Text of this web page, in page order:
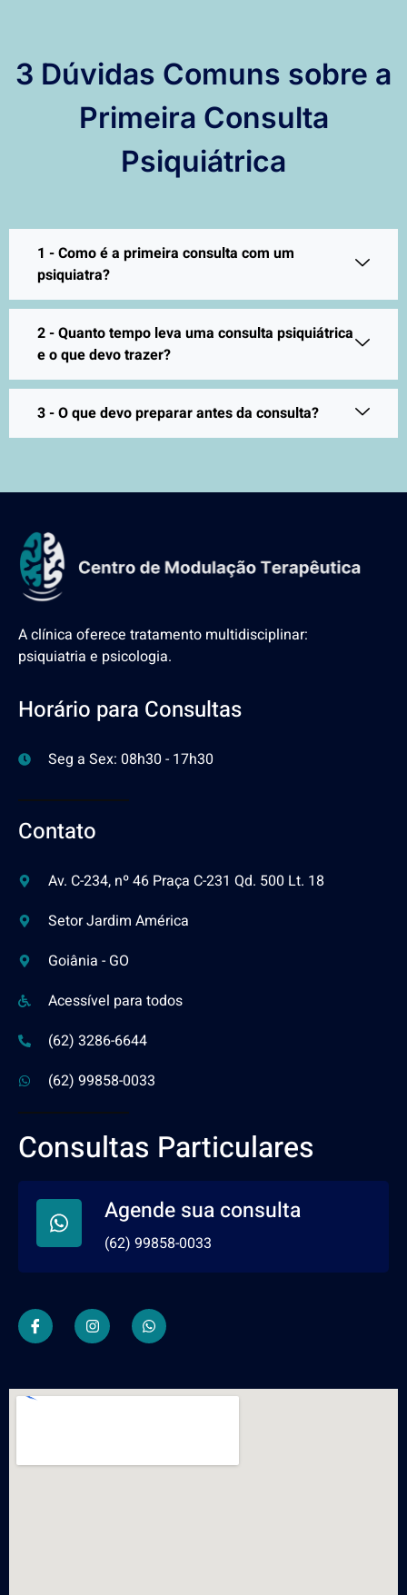
3 Dúvidas Comuns sobre a
Primeira Consulta
Psiquiátrica
1 - Como é a primeira consulta com um
psiquiatra?
2 - Quanto tempo leva uma consulta psiquiátrica
e o que devo trazer?
3 - O que devo preparar antes da consulta?
A clínica oferece tratamento multidisciplinar:
psiquiatria e psicologia.
Horário para Consultas
Seg a Sex: 08h30 - 17h30
Contato
Av. C-234, nº 46 Praça C-231 Qd. 500 Lt. 18
Setor Jardim América
Goiânia - GO
Acessível para todos
(62) 3286-6644
(62) 99858-0033
Consultas Particulares
Agende sua consulta
(62) 99858-0033